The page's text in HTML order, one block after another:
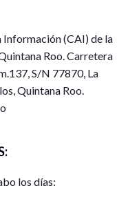
(CAI) de la
Roo. Carretera
S/N 77870, La
Quintana Roo.
los días: